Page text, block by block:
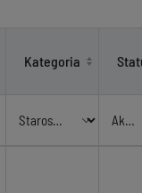
Kategoria